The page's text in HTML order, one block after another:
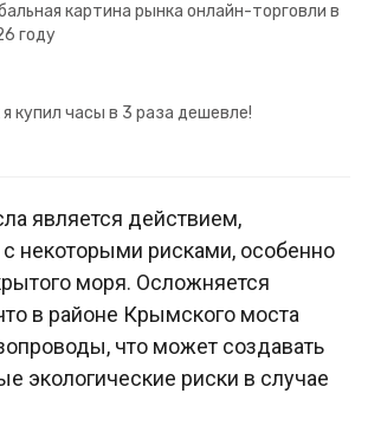
картина рынка онлайн-торговли в
году
я купил часы в 3 раза дешевле!
является действием,
некоторыми рисками, особенно
моря. Осложняется
в районе Крымского моста
что может создавать
экологические риски в случае